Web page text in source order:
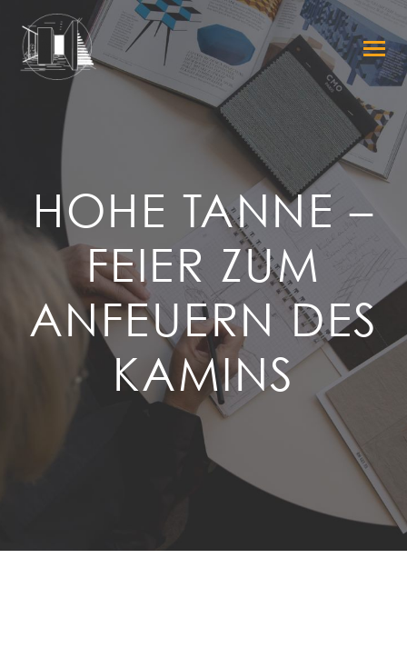
HOHE TANNE –
FEIER ZUM
ANFEUERN DES
KAMINS